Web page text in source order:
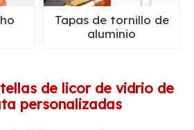
Tapas de tornillo de
aluminio
de licor de vidrio de
personalizadas